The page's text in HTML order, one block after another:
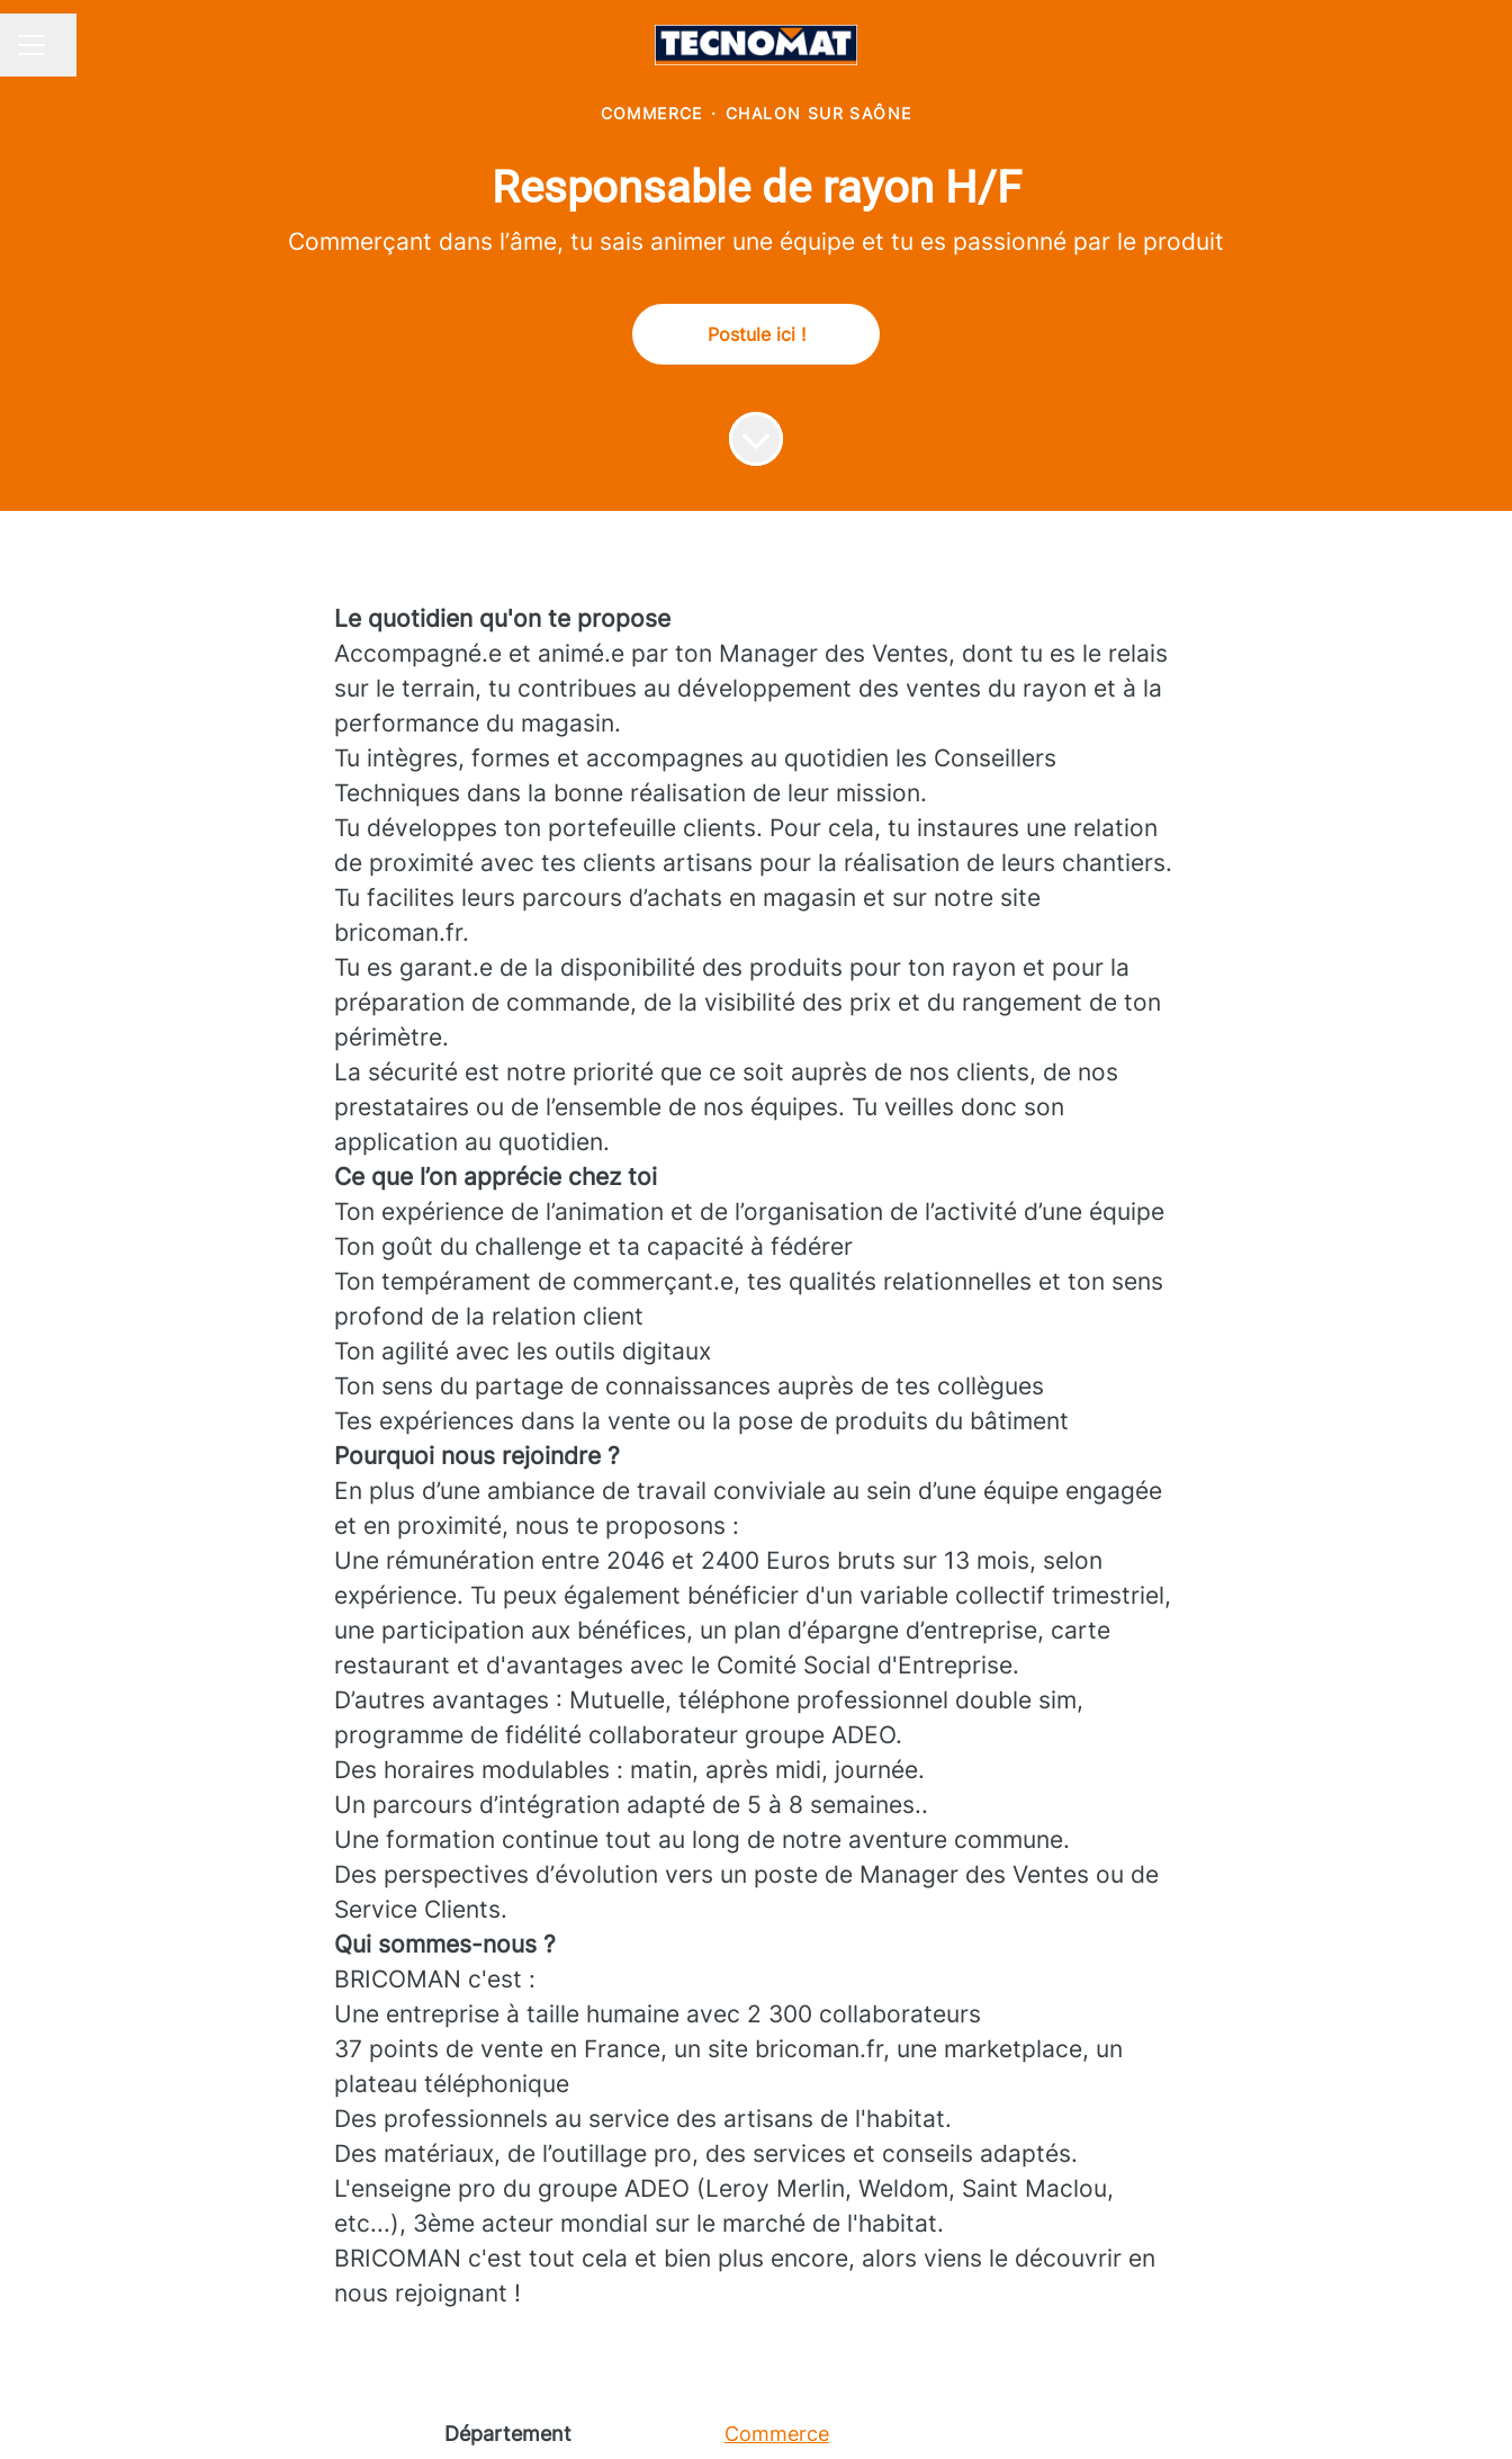
COMMERCE · CHALON SUR SAÔNE
Responsable de rayon H/F
Commerçant dans l’âme, tu sais animer une équipe et tu es passionné par le produit
Postule ici !
Le quotidien qu'on te propose
Accompagné.e et animé.e par ton Manager des Ventes, dont tu es le relais
sur le terrain, tu contribues au développement des ventes du rayon et à la
performance du magasin.
Tu intègres, formes et accompagnes au quotidien les Conseillers
Techniques dans la bonne réalisation de leur mission.
Tu développes ton portefeuille clients. Pour cela, tu instaures une relation
de proximité avec tes clients artisans pour la réalisation de leurs chantiers.
Tu facilites leurs parcours d’achats en magasin et sur notre site
bricoman.fr.
Tu es garant.e de la disponibilité des produits pour ton rayon et pour la
préparation de commande, de la visibilité des prix et du rangement de ton
périmètre.
La sécurité est notre priorité que ce soit auprès de nos clients, de nos
prestataires ou de l’ensemble de nos équipes. Tu veilles donc son
application au quotidien.
Ce que l’on apprécie chez toi
Ton expérience de l’animation et de l’organisation de l’activité d’une équipe
Ton goût du challenge et ta capacité à fédérer
Ton tempérament de commerçant.e, tes qualités relationnelles et ton sens
profond de la relation client
Ton agilité avec les outils digitaux
Ton sens du partage de connaissances auprès de tes collègues
Tes expériences dans la vente ou la pose de produits du bâtiment
Pourquoi nous rejoindre ?
En plus d’une ambiance de travail conviviale au sein d’une équipe engagée
et en proximité, nous te proposons :
Une rémunération entre 2046 et 2400 Euros bruts sur 13 mois, selon
expérience. Tu peux également bénéficier d'un variable collectif trimestriel,
une participation aux bénéfices, un plan d’épargne d’entreprise, carte
restaurant et d'avantages avec le Comité Social d'Entreprise.
D’autres avantages : Mutuelle, téléphone professionnel double sim,
programme de fidélité collaborateur groupe ADEO.
Des horaires modulables : matin, après midi, journée.
Un parcours d’intégration adapté de 5 à 8 semaines..
Une formation continue tout au long de notre aventure commune.
Des perspectives d’évolution vers un poste de Manager des Ventes ou de
Service Clients.
Qui sommes-nous ?
BRICOMAN c'est :
Une entreprise à taille humaine avec 2 300 collaborateurs
37 points de vente en France, un site bricoman.fr, une marketplace, un
plateau téléphonique
Des professionnels au service des artisans de l'habitat.
Des matériaux, de l’outillage pro, des services et conseils adaptés.
L'enseigne pro du groupe ADEO (Leroy Merlin, Weldom, Saint Maclou,
etc...), 3ème acteur mondial sur le marché de l'habitat.
BRICOMAN c'est tout cela et bien plus encore, alors viens le découvrir en
nous rejoignant !
Département Commerce